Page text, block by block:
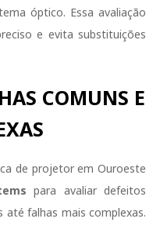
óptico. Essa avaliação
e evita substituições
COMUNS E
de projetor em Ouroeste
para avaliar defeitos
até falhas mais complexas.